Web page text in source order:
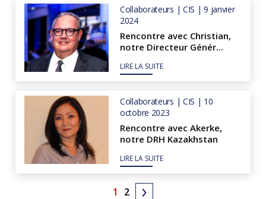
Collaborateurs | CIS | 9 janvier
2024
Rencontre avec Christian,
notre Directeur Génér...
LIRE LA SUITE
Collaborateurs | CIS | 10
octobre 2023
Rencontre avec Akerke,
notre DRH Kazakhstan
LIRE LA SUITE
1 2